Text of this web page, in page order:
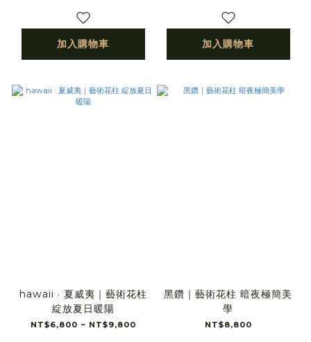
加入購物車 加入購物車
hawaii · 夏威夷｜藝術花柱
綻放夏日暖陽
NT$6,800 ~ NT$9,800
黑鑽｜藝術花柱 暗夜極簡美
學
NT$8,800